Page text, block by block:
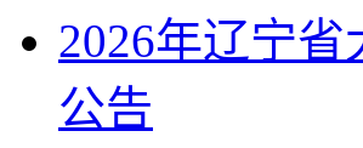
2026年辽宁
公告